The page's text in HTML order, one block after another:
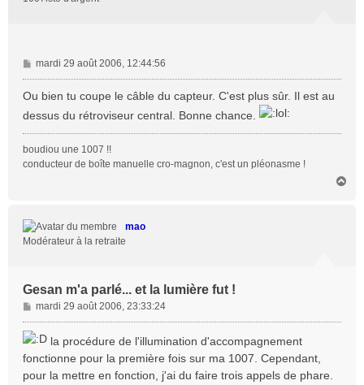
M
e
s
a
g
e
mardi 29 août 2006, 12:44:56
Ou bien tu coupe le câble du capteur. C'est plus sûr. Il est au
dessus du rétroviseur central. Bonne chance.
boudiou une 1007 !!
conducteur de boîte manuelle cro-magnon, c'est un pléonasme !
mao
Modérateur à la retraite
Gesan m'a parlé... et la lumière fut !
M
e
s
a
g
mardi 29 août 2006, 23:33:24
la procédure de l'illumination d'accompagnement
fonctionne pour la première fois sur ma 1007. Cependant,
pour la mettre en fonction, j'ai du faire trois appels de phare.